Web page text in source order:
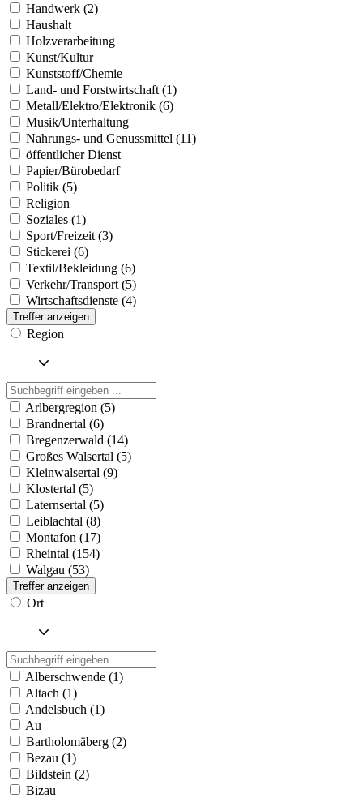
Handwerk (2)
Haushalt
Holzverarbeitung
Kunst/Kultur
Kunststoff/Chemie
Land- und Forstwirtschaft (1)
Metall/Elektro/Elektronik (6)
Musik/Unterhaltung
Nahrungs- und Genussmittel (11)
öffentlicher Dienst
Papier/Bürobedarf
Politik (5)
Religion
Soziales (1)
Sport/Freizeit (3)
Stickerei (6)
Textil/Bekleidung (6)
Verkehr/Transport (5)
Wirtschaftsdienste (4)
Treffer anzeigen
Region
Arlbergregion (5)
Brandnertal (6)
Bregenzerwald (14)
Großes Walsertal (5)
Kleinwalsertal (9)
Klostertal (5)
Laternsertal (5)
Leiblachtal (8)
Montafon (17)
Rheintal (154)
Walgau (53)
Treffer anzeigen
Ort
Alberschwende (1)
Altach (1)
Andelsbuch (1)
Au
Bartholomäberg (2)
Bezau (1)
Bildstein (2)
Bizau